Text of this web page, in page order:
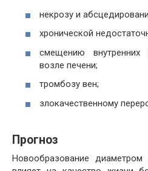
некрозу и
хронической
смещению внутренних
возле печени;
тромбозу вен;
злокачественному
Прогноз
Новообразование